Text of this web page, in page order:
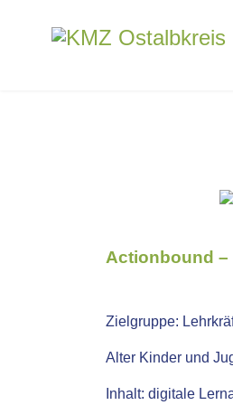
Actionbound –
Zielgruppe:
Alter Kinder und
Inhalt: digitale